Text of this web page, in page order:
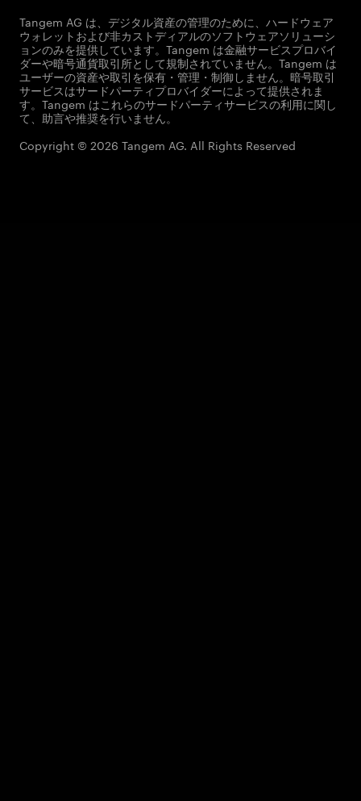
Tangem AG は、デジタル資産の管理のために、ハードウェア
ウォレットおよび非カストディアルのソフトウェアソリューシ
ョンのみを提供しています。Tangem は金融サービスプロバイ
ダーや暗号通貨取引所として規制されていません。Tangem は
ユーザーの資産や取引を保有・管理・制御しません。暗号取引
サービスはサードパーティプロバイダーによって提供されま
す。Tangem はこれらのサードパーティサービスの利用に関し
て、助言や推奨を行いません。